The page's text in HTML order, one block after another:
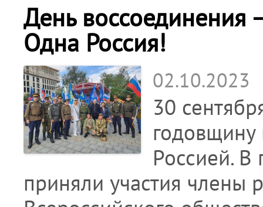
День воссоединения
Одна Россия!
02.10.2023
30
годовщину
Россией.
приняли участия члены